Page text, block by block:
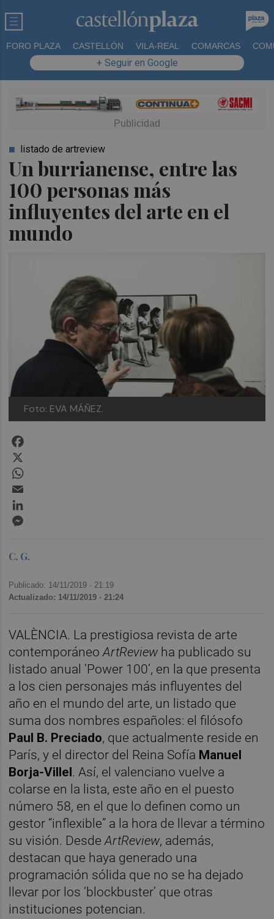
FORO PLAZA CASTELLÓN VILA-REAL COMARCAS
+ Seguir en Google
Un burrianense, entre las
100 personas más
influyentes del arte en el
mundo
listado de artreview
Foto: EVA MÁÑEZ.
C. G.
Publicado: 14/11/2019 · 21:19
Actualizado: 14/11/2019 · 21:24
VALÈNCIA. La prestigiosa revista de arte
contemporáneoArtReview ha publicado su
listado anual ‘Power 100’, en la que presenta
a los cien personajes más influyentes del
año en el mundo del arte, un listado que
suma dos nombres españoles: el filósofo
Paul B. Preciado, que actualmente reside en
París, y el director del Reina Sofía Manuel
Borja-Villel . Así, el valenciano vuelve a
colarse en la lista, este año en el puesto
número 58, en el que lo definen como un
gestor “inflexible” a la hora de llevar a término
su visión. DesdeArtReview, además,
destacan que haya generado una
programación sólida que no se ha dejado
llevar por los ‘blockbuster’ que otras
instituciones potencian.